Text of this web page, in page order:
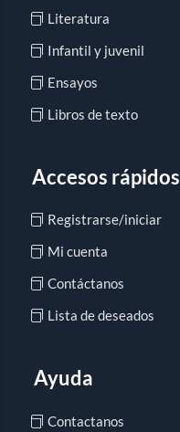
Literatura
Infantil y juvenil
Ensayos
Libros de texto
Accesos rápidos
Registrarse/iniciar
Mi cuenta
Contáctanos
Lista de deseados
Ayuda
Contactanos